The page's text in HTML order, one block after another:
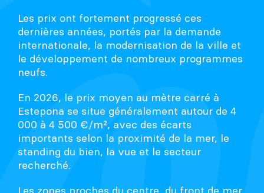
Les prix ont fortement progressé ces
dernières années, portés par la demande
internationale, la modernisation de la ville et
le développement de nombreux programmes
neufs.
En 2026, le prix moyen au mètre carré à
Estepona se situe généralement autour de 4
000 à 4 500 €/m², avec des écarts
importants selon la proximité de la mer, le
standing du bien, la vue et le secteur
recherché.
Les zones proches du centre, du front de mer,